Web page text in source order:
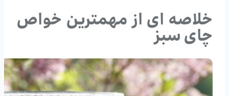
خلاصه ای از مهمترین خواص
چای سبز